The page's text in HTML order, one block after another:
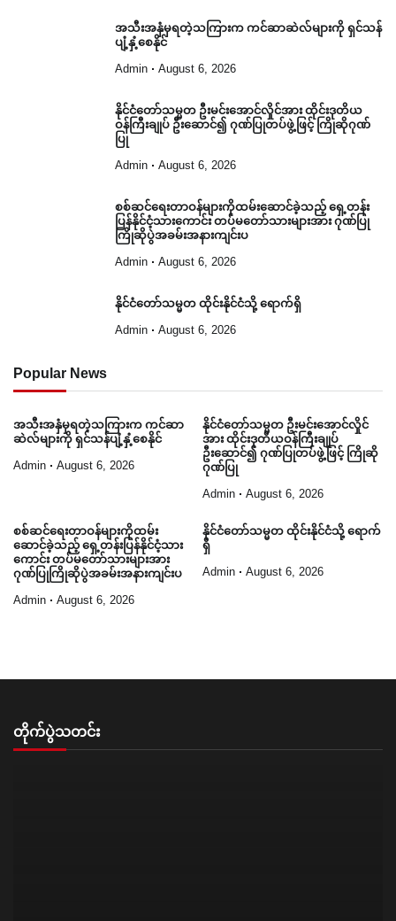
အသီးအနှံမှရတဲ့သကြားက ကင်ဆာဆဲလ်များကို ရှင်သန်
ပျံ့နှံ့စေနိုင်
Admin August 6, 2026
နိုင်ငံတော်သမ္မတ ဦးမင်းအောင်လှိုင်အား ထိုင်းဒုတိယ
ဝန်ကြီးချုပ် ဦးဆောင်၍ ဂုဏ်ပြုတပ်ဖွဲ့ဖြင့် ကြိုဆိုဂုဏ်
ပြု
Admin August 6, 2026
စစ်ဆင်ရေးတာဝန်များကိုထမ်းဆောင်ခဲ့သည့် ရှေ့တန်း
ပြန်နိုင်ငံ့သားကောင်း တပ်မတော်သားများအား ဂုဏ်ပြု
ကြိုဆိုပွဲအခမ်းအနားကျင်းပ
Admin August 6, 2026
နိုင်ငံတော်သမ္မတ ထိုင်းနိုင်ငံသို့ ရောက်ရှိ
Admin August 6, 2026
Popular News
အသီးအနှံမှရတဲ့သကြားက ကင်ဆာ
ဆဲလ်များကို ရှင်သန်ပျံ့နှံ့စေနိုင်
Admin August 6, 2026
နိုင်ငံတော်သမ္မတ ဦးမင်းအောင်လှိုင်
အား ထိုင်းဒုတိယဝန်ကြီးချုပ်
ဦးဆောင်၍ ဂုဏ်ပြုတပ်ဖွဲ့ဖြင့် ကြိုဆို
ဂုဏ်ပြု
Admin August 6, 2026
စစ်ဆင်ရေးတာဝန်များကိုထမ်း
ဆောင်ခဲ့သည့် ရှေ့တန်းပြန်နိုင်ငံ့သား
ကောင်း တပ်မတော်သားများအား
ဂုဏ်ပြုကြိုဆိုပွဲအခမ်းအနားကျင်းပ
Admin August 6, 2026
နိုင်ငံတော်သမ္မတ ထိုင်းနိုင်ငံသို့ ရောက်
ရှိ
Admin August 6, 2026
တိုက်ပွဲသတင်း